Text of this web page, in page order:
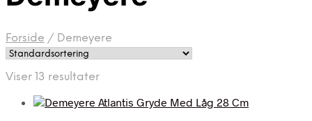
Forside / Demeyere
Viser 13 resultater